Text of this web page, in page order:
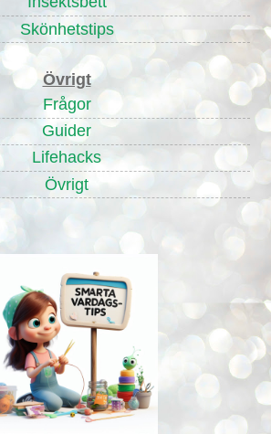
Skönhetstips
Övrigt
Frågor
Guider
Lifehacks
Övrigt